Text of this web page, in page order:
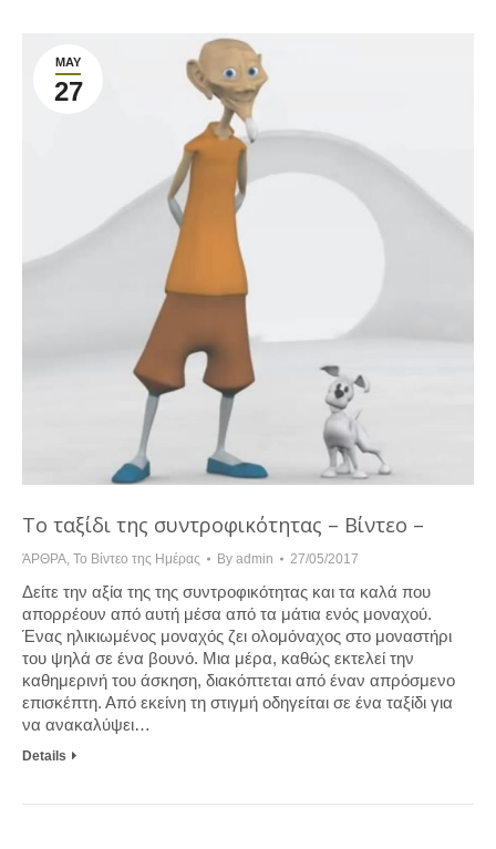
MAY
27
Το ταξίδι της συντροφικότητας – Βίντεο –
ΆΡΘΡΑ, Το Βίντεο της Ημέρας By admin 27/05/2017
Δείτε την αξία της της συντροφικότητας και τα καλά που
απορρέουν από αυτή μέσα από τα μάτια ενός μοναχού.
Ένας ηλικιωμένος μοναχός ζει ολομόναχος στο μοναστήρι
του ψηλά σε ένα βουνό. Μια μέρα, καθώς εκτελεί την
καθημερινή του άσκηση, διακόπτεται από έναν απρόσμενο
επισκέπτη. Από εκείνη τη στιγμή οδηγείται σε ένα ταξίδι για
να ανακαλύψει…
Details